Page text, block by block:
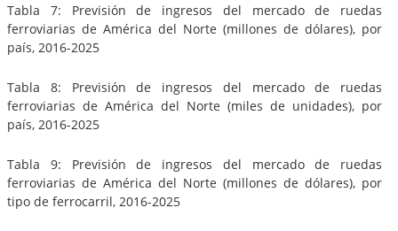
Tabla 7: Previsión de ingresos del mercado de ruedas
ferroviarias de América del Norte (millones de dólares), por
país, 2016-2025
Tabla 8: Previsión de ingresos del mercado de ruedas
ferroviarias de América del Norte (miles de unidades), por
país, 2016-2025
Tabla 9: Previsión de ingresos del mercado de ruedas
ferroviarias de América del Norte (millones de dólares), por
tipo de ferrocarril, 2016-2025